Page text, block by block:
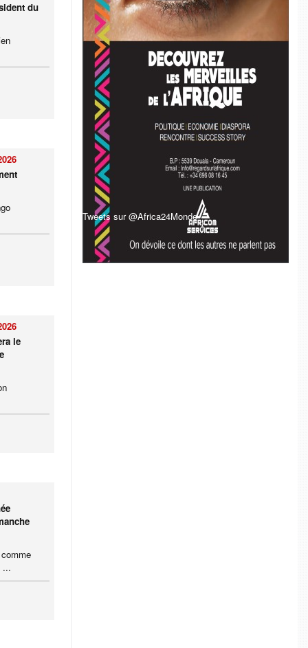
du
le
...
Tweets sur @Africa24Monde